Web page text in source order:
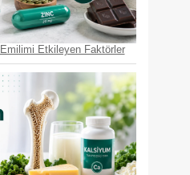
Etkileyen Faktörler